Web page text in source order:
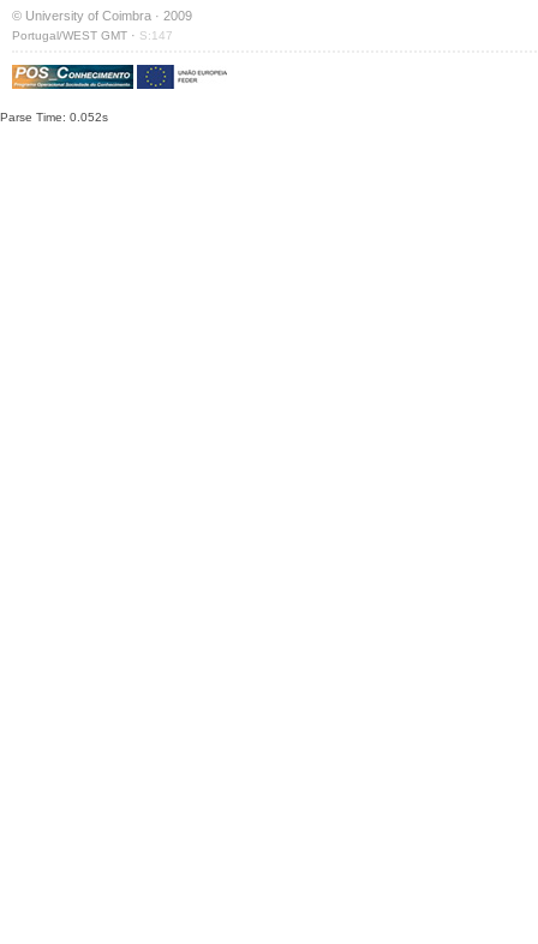
© University of Coimbra · 2009
Portugal/WEST GMT · S:147
Parse Time: 0.052s